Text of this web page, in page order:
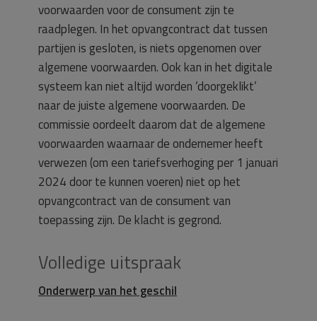
voorwaarden voor de consument zijn te
raadplegen. In het opvangcontract dat tussen
partijen is gesloten, is niets opgenomen over
algemene voorwaarden. Ook kan in het digitale
systeem kan niet altijd worden ‘doorgeklikt’
naar de juiste algemene voorwaarden. De
commissie oordeelt daarom dat de algemene
voorwaarden waarnaar de ondernemer heeft
verwezen (om een tariefsverhoging per 1 januari
2024 door te kunnen voeren) niet op het
opvangcontract van de consument van
toepassing zijn. De klacht is gegrond.
Volledige uitspraak
Onderwerp van het geschil